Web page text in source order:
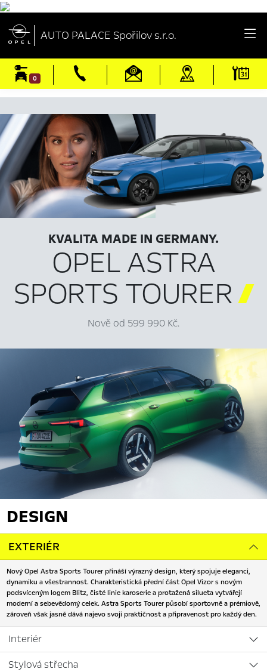
 AUTO PALACE Spořilov s.r.o.
0
KVALITA MADE IN GERMANY.
OPEL ASTRA
SPORTS TOURER
Nově od 599 990 Kč.
DESIGN
EXTERIÉR
Nový Opel Astra Sports Tourer přináší výrazný design, který spojuje eleganci,
dynamiku a všestrannost. Charakteristická přední část Opel Vizor s novým
podsvíceným logem Blitz, čisté linie karoserie a protažená silueta vytvářejí
moderní a sebevědomý celek. Astra Sports Tourer působí sportovně a prémiově,
zároveň však jasně dává najevo svoji praktičnost a připravenost pro každý den.
Interiér
Stylová střecha